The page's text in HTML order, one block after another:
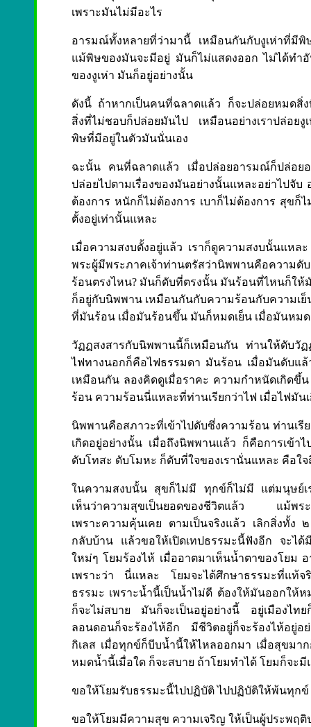
เพราะมันไม่มีอะไร
อารมณ์ทั้งหลายที่ว่ามานี้ เหมือนกันกับงูเห่าที่มี
แม้พิษของมันจะมีอยู่ มันก็ไม่แสดงออก ไม่ได้ทำอัน
ของงูเห่า มันก็อยู่อย่างนั้น
ดังนี้ ถ้าหากเป็นคนที่ฉลาดแล้ว ก็จะปล่อยหมดสิ่
สิ่งที่ไม่ชอบก็ปล่อยมันไป เหมือนอย่างเราปล่อย
พิษที่มีอยู่ในตัวมันนั่นเอง
ฉะนั้น คนที่ฉลาดแล้ว เมื่อปล่อยอารมณ์ก็ปล่อย
ปล่อยไปตามเรื่องของมันอย่างนั้นแหละอย่าไปจับ
ต้องการ หนักก็ไม่ต้องการ เบาก็ไม่ต้องการ สุข
ตั้งอยู่เท่านั้นแหละ
เมื่อความสงบตั้งอยู่แล้ว เราก็ดูความสงบนั้นแหล
พระผู้มีพระภาคเจ้าท่านตรัสว่านิพพานคือควา
ร้อนตรงไหน? มันก็ดับที่ตรงนั้น มันร้อนที่ไหนก็ให้
ก็อยู่กับนิพพาน เหมือนกันกับความร้อนกับความเ
ที่มันร้อน เมื่อมันร้อนขึ้น มันก็หมดเย็น เมื่อมันหม
วัฏฏสงสารกับนิพพานนี้ก็เหมือนกัน ท่านให้ดับวั
ไฟทางนอกก็คือไฟธรรมดา มันร้อน เมื่อมันดับแ
เหมือนกัน ลองคิดดูเมื่อราคะ ความกำหนัดเกิด
ร้อน ความร้อนนี่แหละที่ท่านเรียกว่าไฟ เมื่อไฟมั
นิพพานคือสภาวะที่เข้าไปดับซึ่งความร้อน ท่านเรี
เกิดอยู่อย่างนั้น เมื่อถึงนิพพานแล้ว ก็คือการเข้า
ดับโทสะ ดับโมหะ ก็ดับที่ใจของเรานั่นแหละ คือใ
ในความสงบนั้น สุขก็ไม่มี ทุกข์ก็ไม่มี แต่มนุษย์เ
เห็นว่าความสุขเป็นยอดของชีวิตแล้ว แม้พระ
เพราะความคุ้นเคย ตามเป็นจริงแล้ว เลิกสิ่งทั้ง
กลับบ้าน แล้วขอให้เปิดเทปธรรมะนี้ฟังอีก จะไ
ใหม่ๆ โยมร้องไห้ เมื่ออาตมาเห็นน้ำตาของโยม
เพราะว่า นี่แหละ โยมจะได้ศึกษาธรรมะที่แท้จ
ธรรมะ เพราะน้ำนี้เป็นน้ำไม่ดี ต้องให้มันออกให้
ก็จะไม่สบาย มันก็จะเป็นอยู่อย่างนี้ อยู่เมืองไท
ลอนดอนก็จะร้องไห้อีก มีชีวิตอยู่ก็จะร้องไห้อยู่อ
กิเลส เมื่อทุกข์ก็บีบน้ำนี้ให้ไหลออกมา เมื่อสุขม
หมดน้ำนี้เมื่อใด ก็จะสบาย ถ้าโยมทำได้ โยมก็จะ
ขอให้โยมรับธรรมะนี้ไปปฏิบัติ ไปปฏิบัติให้พ้นทุก
ขอให้โยมมีความสุข ความเจริญ ให้เป็นผู้ประพฤ